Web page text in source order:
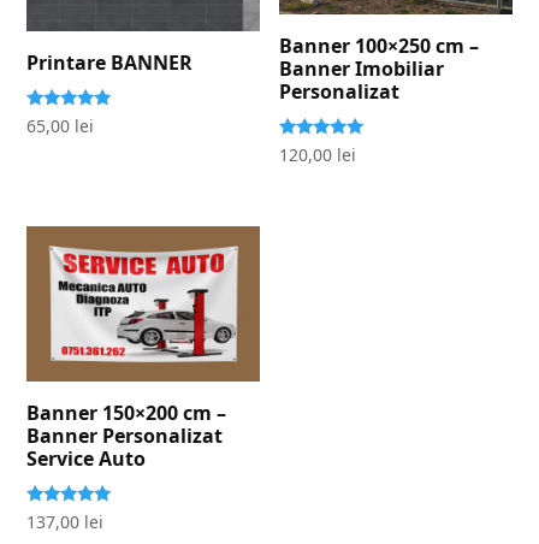
Printare BANNER
Evaluat la
5.00
65,00 lei
Banner 100×250 cm –
Banner Imobiliar
Personalizat
Evaluat la
5.00
120,00 lei
Banner 150×200 cm –
Banner Personalizat
Service Auto
Evaluat la
5.00
137,00 lei